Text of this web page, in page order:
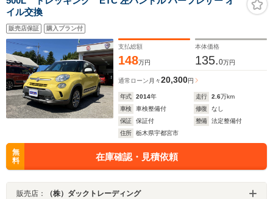
イル交換
販売店保証 購入プラン付
支払総額
148万円
本体価格
135.0万円
通常ローン 月々20,300円
年式 2014年 走行 2.6万km
車検
車検整備付 修復
なし
保証
保証付 整備
法定整備付
住所
栃木県宇都宮市
無
料
在庫確認・見積依頼
販売店： （株）ダックトレーディング